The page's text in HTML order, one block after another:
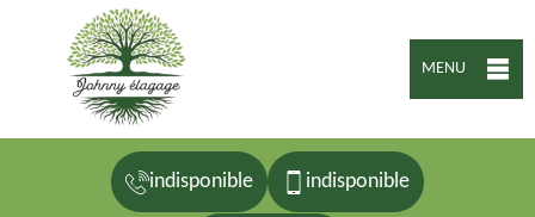
MENU
indisponible indisponible